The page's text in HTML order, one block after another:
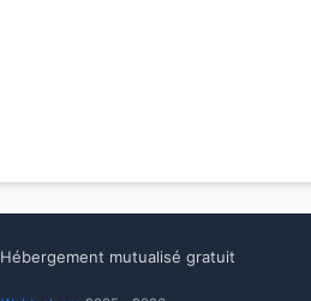
Hébergement mutualisé gratuit